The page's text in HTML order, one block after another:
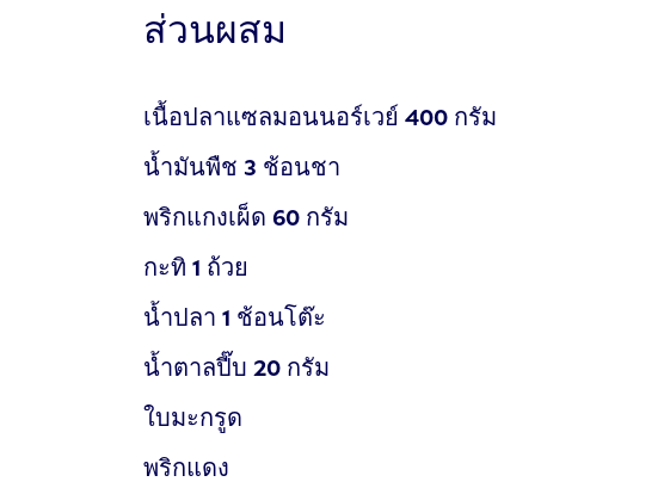
ส่วนผสม
เนื้อปลาแซลมอนนอร์เวย์ 400 กรัม
น้ำมันพืช 3 ช้อนชา
พริกแกงเผ็ด 60 กรัม
กะทิ 1 ถ้วย
น้ำปลา 1 ช้อนโต๊ะ
น้ำตาลปี๊บ 20 กรัม
ใบมะกรูด
พริกแดง